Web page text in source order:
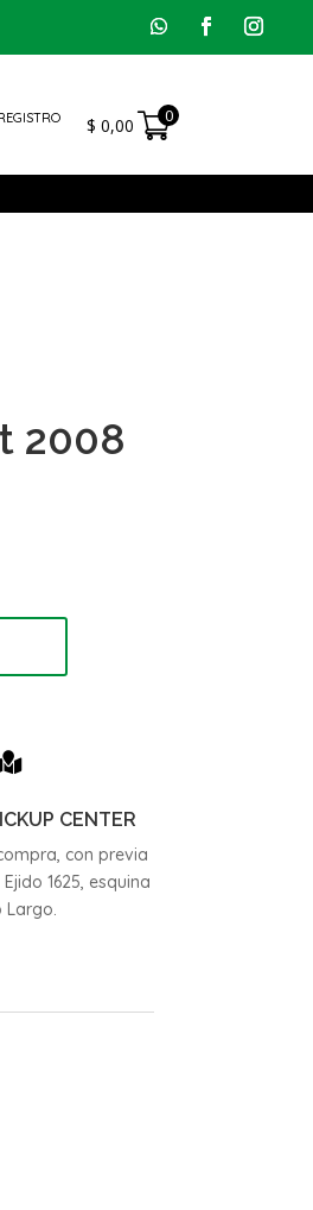
$ 0,00 0
2008
CENTER
con previa
1625, esquina
Largo.